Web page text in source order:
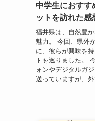
中学生におすす
ットを訪れた感
福井県は、自然豊
魅力。 今回、県外
に、彼らが興味を
トを巡りました。
ォンやデジタルガ
送っていますが、外